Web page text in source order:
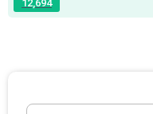
12,694